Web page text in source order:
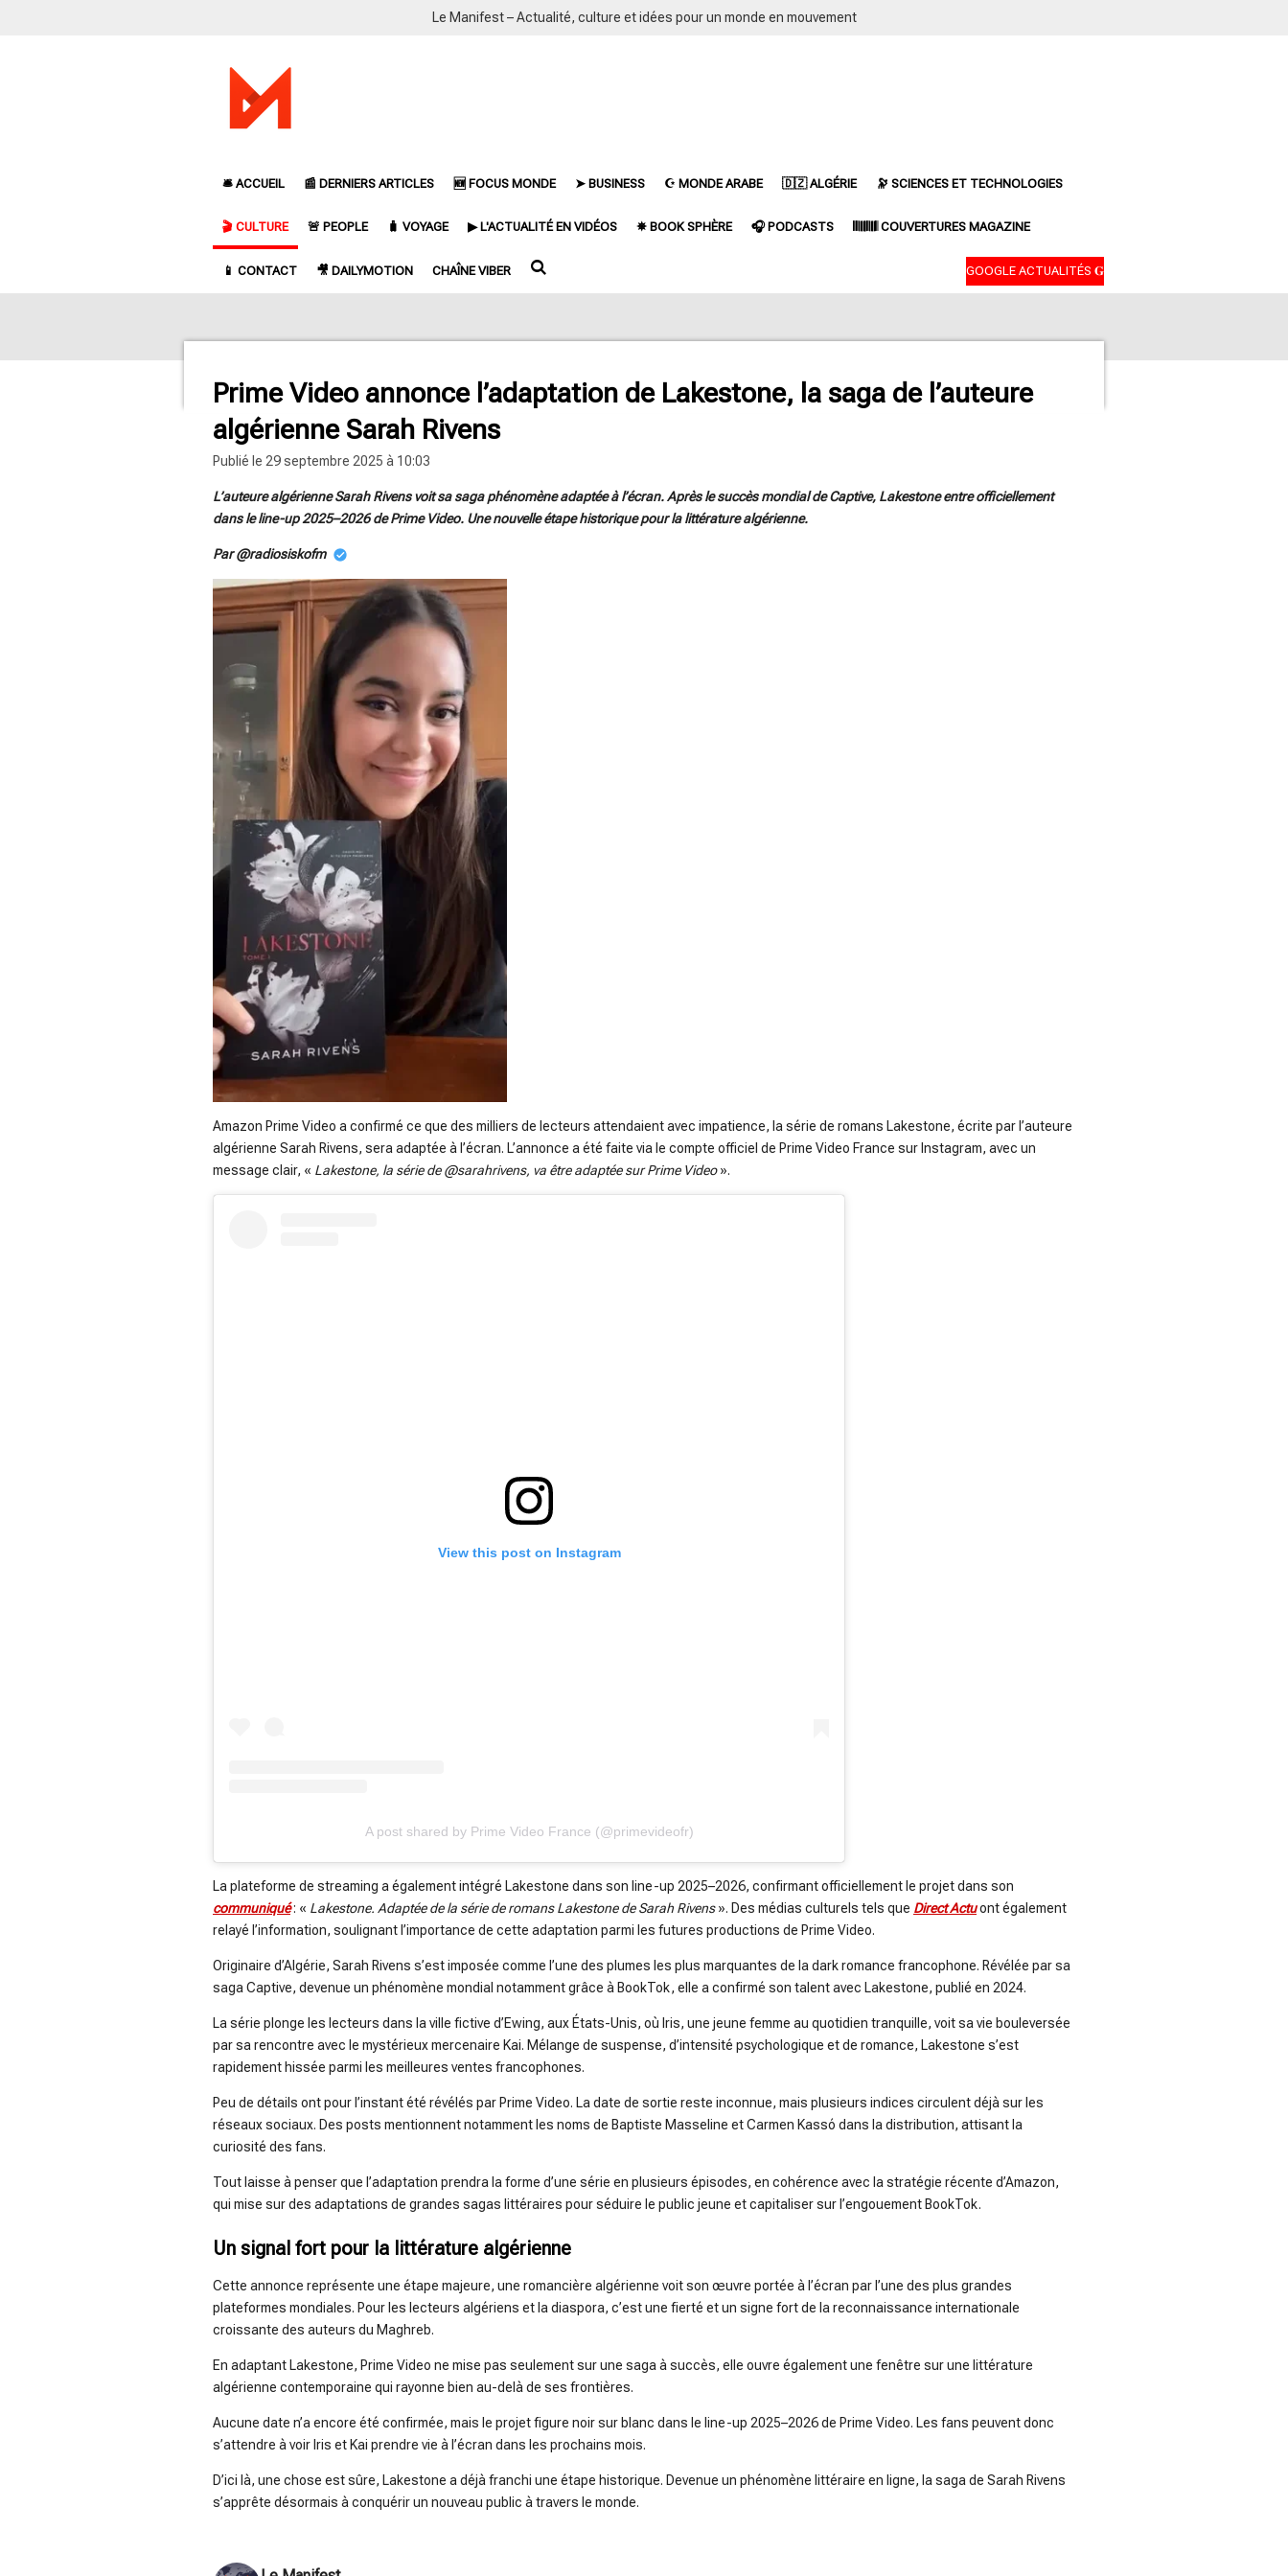
Le Manifest – Actualité, culture et idées pour un monde en mouvement
🛎️ ACCUEIL 📰 DERNIERS ARTICLES 🆕 FOCUS MONDE ➤ BUSINESS ☪ MONDE ARABE 🇩🇿 ALGÉRIE 🔭 SCIENCES ET TECHNOLOGIES
🎬 CULTURE 🚨 PEOPLE 🧳 VOYAGE ▶ L'ACTUALITÉ EN VIDÉOS ✵ BOOK SPHÈRE 🎧 PODCASTS 𝄃𝄃𝄂𝄂𝄀𝄁𝄃𝄂𝄂𝄃 COUVERTURES MAGAZINE
📱 CONTACT 🎥 DAILYMOTION CHAÎNE VIBER GOOGLE ACTUALITÉS 𝐆
Prime Video annonce l’adaptation de Lakestone, la saga de l’auteure
algérienne Sarah Rivens
Publié le 29 septembre 2025 à 10:03
L’auteure algérienne Sarah Rivens voit sa saga phénomène adaptée à l’écran. Après le succès mondial de Captive, Lakestone entre officiellement
dans le line-up 2025–2026 de Prime Video. Une nouvelle étape historique pour la littérature algérienne.
Par @radiosiskofm
Amazon Prime Video a confirmé ce que des milliers de lecteurs attendaient avec impatience, la série de romans Lakestone, écrite par l’auteure
algérienne Sarah Rivens, sera adaptée à l’écran. L’annonce a été faite via le compte officiel de Prime Video France sur Instagram, avec un
message clair, « Lakestone, la série de @sarahrivens, va être adaptée sur Prime Video».
View this post on Instagram
A post shared by Prime Video France (@primevideofr)
La plateforme de streaming a également intégré Lakestone dans son line-up 2025–2026, confirmant officiellement le projet dans son
communiqué: « Lakestone. Adaptée de la série de romans Lakestone de Sarah Rivens». Des médias culturels tels que Direct Actuont également
relayé l’information, soulignant l’importance de cette adaptation parmi les futures productions de Prime Video.
Originaire d’Algérie, Sarah Rivens s’est imposée comme l’une des plumes les plus marquantes de la dark romance francophone. Révélée par sa
saga Captive, devenue un phénomène mondial notamment grâce à BookTok, elle a confirmé son talent avec Lakestone, publié en 2024.
La série plonge les lecteurs dans la ville fictive d’Ewing, aux États-Unis, où Iris, une jeune femme au quotidien tranquille, voit sa vie bouleversée
par sa rencontre avec le mystérieux mercenaire Kai. Mélange de suspense, d’intensité psychologique et de romance, Lakestone s’est
rapidement hissée parmi les meilleures ventes francophones.
Peu de détails ont pour l’instant été révélés par Prime Video. La date de sortie reste inconnue, mais plusieurs indices circulent déjà sur les
réseaux sociaux. Des posts mentionnent notamment les noms de Baptiste Masseline et Carmen Kassó dans la distribution, attisant la
curiosité des fans.
Tout laisse à penser que l’adaptation prendra la forme d’une série en plusieurs épisodes, en cohérence avec la stratégie récente d’Amazon,
qui mise sur des adaptations de grandes sagas littéraires pour séduire le public jeune et capitaliser sur l’engouement BookTok.
Un signal fort pour la littérature algérienne
Cette annonce représente une étape majeure, une romancière algérienne voit son œuvre portée à l’écran par l’une des plus grandes
plateformes mondiales. Pour les lecteurs algériens et la diaspora, c’est une fierté et un signe fort de la reconnaissance internationale
croissante des auteurs du Maghreb.
En adaptant Lakestone, Prime Video ne mise pas seulement sur une saga à succès, elle ouvre également une fenêtre sur une littérature
algérienne contemporaine qui rayonne bien au-delà de ses frontières.
Aucune date n’a encore été confirmée, mais le projet figure noir sur blanc dans le line-up 2025–2026 de Prime Video. Les fans peuvent donc
s’attendre à voir Iris et Kai prendre vie à l’écran dans les prochains mois.
D’ici là, une chose est sûre, Lakestone a déjà franchi une étape historique. Devenue un phénomène littéraire en ligne, la saga de Sarah Rivens
s’apprête désormais à conquérir un nouveau public à travers le monde.